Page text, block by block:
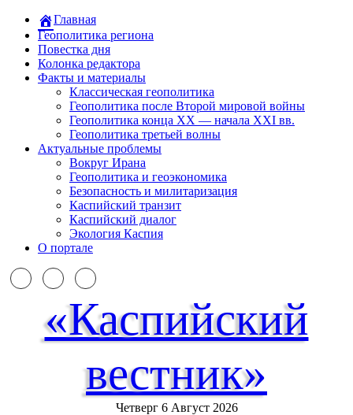
Главная
Геополитика региона
Повестка дня
Колонка редактора
Факты и материалы
Классическая геополитика
Геополитика после Второй мировой войны
Геополитика конца XX — начала XXI вв.
Геополитика третьей волны
Актуальные проблемы
Вокруг Ирана
Геополитика и геоэкономика
Безопасность и милитаризация
Каспийский транзит
Каспийский диалог
Экология Каспия
О портале
«Каспийский
вестник»
Четверг 6 Август 2026